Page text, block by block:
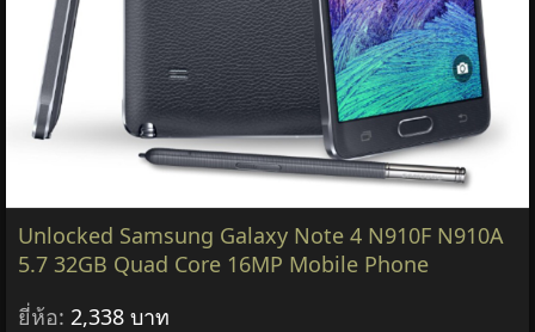
Unlocked Samsung Galaxy Note 4 N910F N910A
5.7 32GB Quad Core 16MP Mobile Phone
ยี่ห้อ: 2,338 บาท